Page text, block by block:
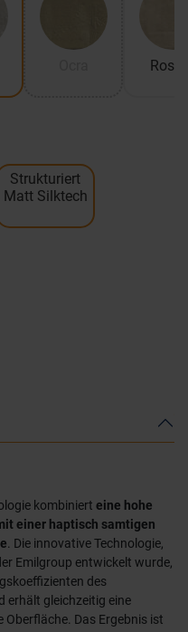
Strukturiert
Matt Silktech
kombiniert eine hohe
einer haptisch samtigen
. Die innovative Technologie,
Emilgroup entwickelt wurde,
des
erhält gleichzeitig eine
Oberfläche. Das Ergebnis ist